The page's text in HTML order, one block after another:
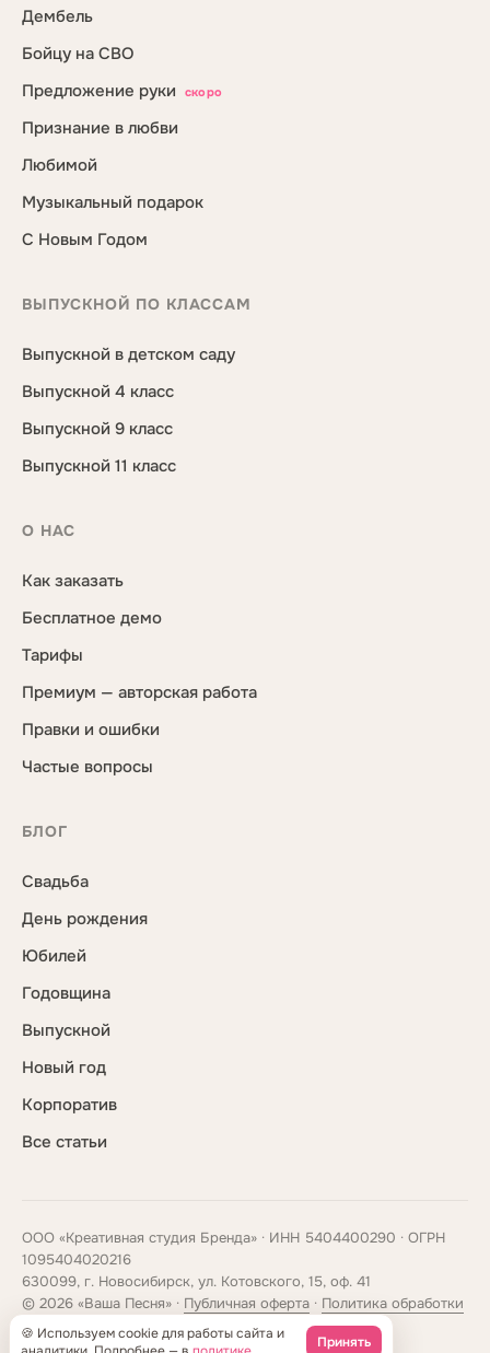
Дембель
Бойцу на СВО
Предложение руки
скоро
Признание в любви
Любимой
Музыкальный подарок
С Новым Годом
ВЫПУСКНОЙ ПО КЛАССАМ
Выпускной в детском саду
Выпускной 4 класс
Выпускной 9 класс
Выпускной 11 класс
О НАС
Как заказать
Бесплатное демо
Тарифы
Премиум — авторская работа
Правки и ошибки
Частые вопросы
БЛОГ
Свадьба
День рождения
Юбилей
Годовщина
Выпускной
Новый год
Корпоратив
Все статьи
ООО «Креативная студия Бренда» · ИНН 5404400290 · ОГРН
1095404020216
630099, г. Новосибирск, ул. Котовского, 15, оф. 41
© 2026 «Ваша Песня» · Публичная оферта · Политика обработки
данных
spasibo@vasha-pesnya.ru+7 (995) 573-69-83
🍪 Используем cookie для работы сайта и
Принять